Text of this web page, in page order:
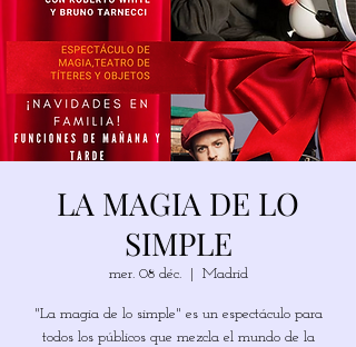
LA MAGIA DE LO
SIMPLE
mer. 08 déc.
  |
Madrid
"La magia de lo simple" es un espectáculo para
todos los públicos que mezcla el mundo de la